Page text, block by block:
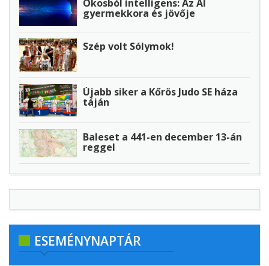
Okosból intelligens: Az AI
gyermekkora és jövője
Szép volt Sólymok!
Újabb siker a Kőrös Judo SE háza
táján
Baleset a 441-en december 13-án
reggel
ESEMÉNYNAPTÁR